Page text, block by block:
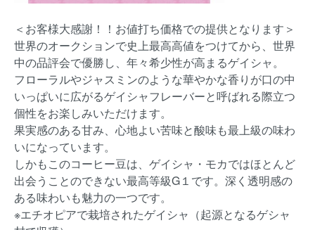
＜お客様大感謝！！お値打ち価格での提供となります＞
世界のオークションで史上最高高値をつけてから、世界
中の品評会で優勝し、年々希少性が高まるゲイシャ。
フローラルやジャスミンのような華やかな香りが口の中
いっぱいに広がるゲイシャフレーバーと呼ばれる際立つ
個性をお楽しみいただけます。
果実感のある甘み、心地よい苦味と酸味も最上級の味わ
いになっています。
しかもこのコーヒー豆は、ゲイシャ・モカではほとんど
出会うことのできない最高等級G１です。深く透明感の
ある味わいも魅力の一つです。
※エチオピアで栽培されたゲイシャ（起源となるゲシャ